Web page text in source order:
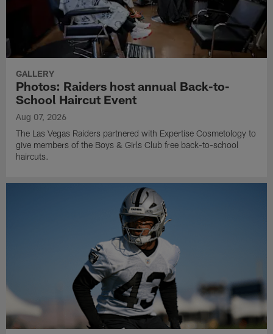
GALLERY
Photos: Raiders host annual Back-to-
School Haircut Event
Aug 07, 2026
The Las Vegas Raiders partnered with Expertise Cosmetology to
give members of the Boys & Girls Club free back-to-school
haircuts.